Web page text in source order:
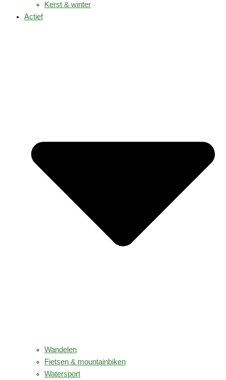
Kerst & winter
Actief
Wandelen
Fietsen & mountainbiken
Watersport